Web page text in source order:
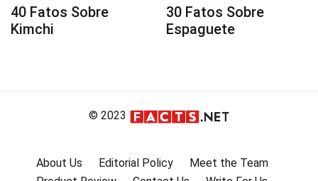
40 Fatos Sobre
Kimchi
30 Fatos Sobre
Espaguete
© 2023
About Us Editorial Policy
Meet the Team